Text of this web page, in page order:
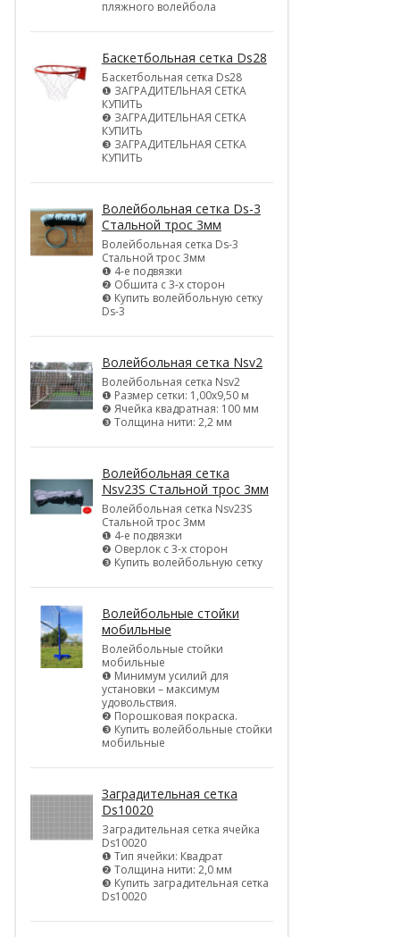
пляжного волейбола
Баскетбольная сетка Ds28
Баскетбольная сетка Ds28
❶ ЗАГРАДИТЕЛЬНАЯ СЕТКА
КУПИТЬ
❷ ЗАГРАДИТЕЛЬНАЯ СЕТКА
КУПИТЬ
❸ ЗАГРАДИТЕЛЬНАЯ СЕТКА
КУПИТЬ
Волейбольная сетка Ds-3
Стальной трос 3мм
Волейбольная сетка Ds-3
Стальной трос 3мм
❶ 4-е подвязки
❷ Обшита с 3-х сторон
❸ Купить волейбольную сетку
Ds-3
Волейбольная сетка Nsv2
Волейбольная сетка Nsv2
❶ Размер сетки: 1,00х9,50 м
❷ Ячейка квадратная: 100 мм
❸ Толщина нити: 2,2 мм
Волейбольная сетка
Nsv23S Стальной трос 3мм
Волейбольная сетка Nsv23S
Стальной трос 3мм
❶ 4-е подвязки
❷ Оверлок с 3-х сторон
❸ Купить волейбольную сетку
Волейбольные стойки
мобильные
Волейбольные стойки
мобильные
❶ Минимум усилий для
установки – максимум
удовольствия.
❷ Порошковая покраска.
❸ Купить волейбольные стойки
мобильные
Заградительная сетка
Ds10020
Заградительная сетка ячейка
Ds10020
❶ Тип ячейки: Квадрат
❷ Толщина нити: 2,0 мм
❸ Купить заградительная сетка
Ds10020